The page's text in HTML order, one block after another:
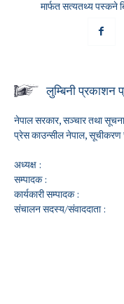
मार्फत सत्यतथ्य पस्कने
लुम्बिनी प्रकाशन
नेपाल सरकार, सञ्चार तथा सूचना
प्रेस काउन्सील नेपाल, सूचीकरण
अध्यक्ष :
सम्पादक :
कार्यकारी सम्पादक :
संचालन सदस्य/संवाददाता :